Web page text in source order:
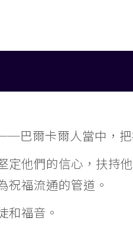
巴爾卡爾人當中，把
他們的信心，扶持
祝福流通的管道。
和福音。